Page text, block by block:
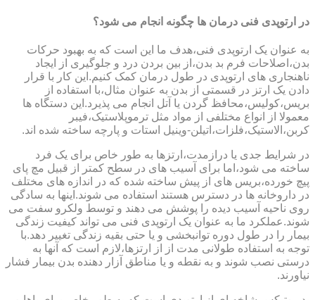
در ارتوپدی فنی درمان ها چگونه انجام می شود؟
به عنوان یک ارتوپدی فنی،هدف ما این است که به بهبود حرکات
بدن،اصلاحات فرم بد بدن،از بین بردن درد و جلوگیری از ایجاد
ناهنجاری های ارتوپدی در طول درمان کمک کنیم.این کار با قرار
دادن یک ارتز در قسمتی از بدن به عنوان مثال،با استفاده از
بریس،کولیس،محافظ گردن یا آتل انجام می پذیرد.این دستگاه ها
معمولا از انواع مختلفی از مواد مثل ترموپلاستیک،فیبر
کربن،الاستیک،فلزات،اتیلن-وینیل استات و پارچه ساخته شده اند.
در شرایط جدی یا درازمدت،ارتزها به طور خاص برای یک فرد
ساخته می شود،اما برای آسیب های در سطح کمتر از قبیل مچ پای
پیچ خورده،بریس های از پیش ساخته شده که در اندازه های مختلف
در داروخانه ها در دسترس هستند استفاده می شوند.اینها به سادگی
روی ناحیه آسیب دیده را پوشش می دهند و توسط ولکرو سفت می
شوند.عملکرد ما به عنوان یک ارتوپدی فنی می تواند کیفیت زندگی
بیمار را در طول دوره توانبخشی و یا حتی بقیه زندگی تغییر دهد.با
توجه به استفاده طولانی مدت از از ارتزها،لازم است که آنها به
درستی نصب شوند و به نقطه و یا مناطق آزار دهنده بدن بیمار فشار
نیاورند.